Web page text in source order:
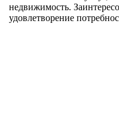
недвижимость.
удовлетворение